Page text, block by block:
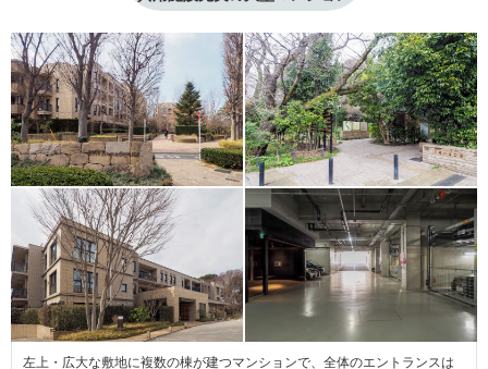
左上・広大な敷地に複数の棟が建つマンションで、全体のエントランスは